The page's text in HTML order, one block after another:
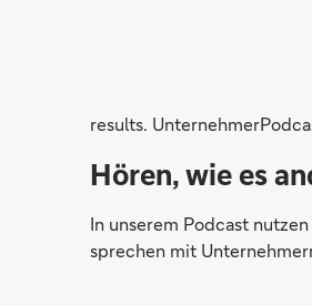
results.
Hören, wie es
In unserem Podcast
sprechen mit